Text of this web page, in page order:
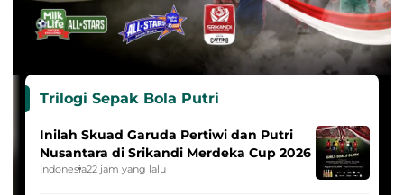
Trilogi Sepak Bola Putri
Inilah Skuad Garuda Pertiwi dan Putri
Nusantara di Srikandi Merdeka Cup 2026
Indonesia22 jam yang lalu